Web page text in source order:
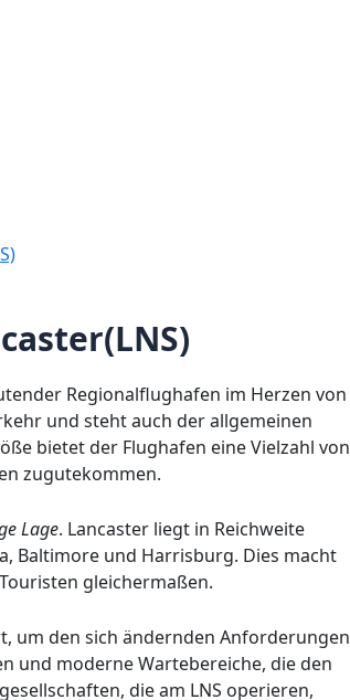
Regionalflughafen im Herzen von
und steht auch der allgemeinen
bietet der Flughafen eine Vielzahl von
zugutekommen.
Lage. Lancaster liegt in Reichweite
Baltimore und Harrisburg. Dies macht
gleichermaßen.
um den sich ändernden Anforderungen
und moderne Wartebereiche, die den
die am LNS operieren,